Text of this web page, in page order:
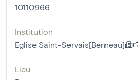
10110966
Institution
Eglise Saint-Servais[Berneau]
Lieu